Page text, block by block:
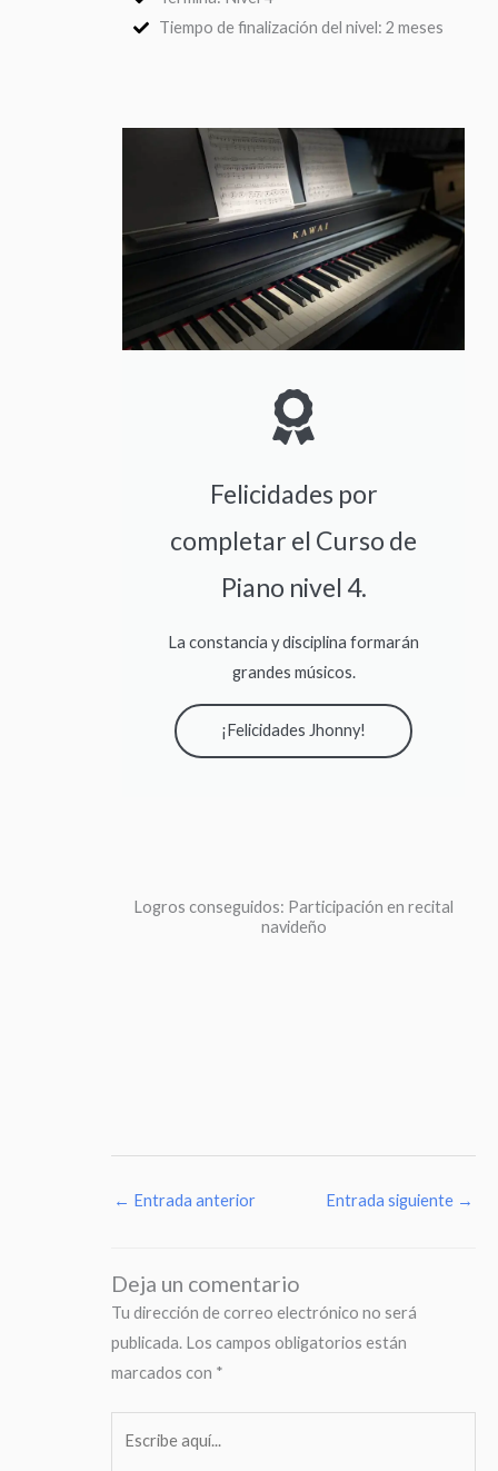
Tiempo de finalización del nivel: 2 meses
Felicidades por
completar el Curso de
Piano nivel 4.
La constancia y disciplina formarán
grandes músicos.
¡Felicidades Jhonny!
Logros conseguidos: Participación en recital
navideño
← Entrada anterior Entrada siguiente →
Deja un comentario
Tu dirección de correo electrónico no será
publicada. Los campos obligatorios están
marcados con *